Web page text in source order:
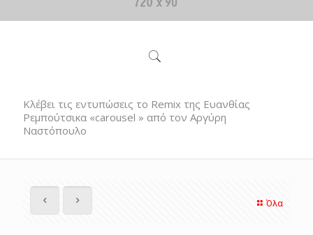
Κλέβει τις εντυπώσεις το Remix της Ευανθίας
Ρεμπούτσικα «carousel » από τον Αργύρη
Ναστόπουλο
Όλα